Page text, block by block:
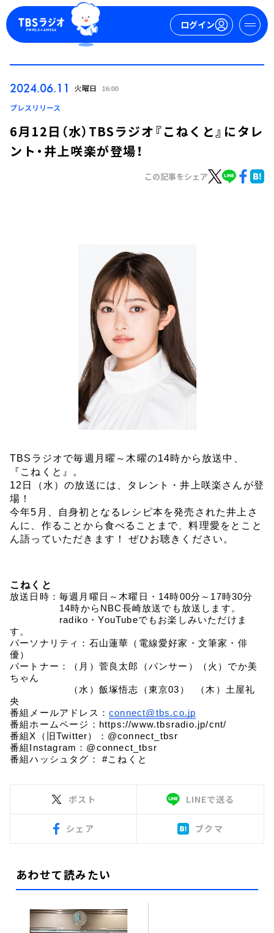
ログイン
TBS Podcast
イベント・グッズ
2024.06.11 火曜日 16:00
プレスリリース
6月12日（水）TBSラジオ『こねくと』にタレ
ント・井上咲楽が登場！
この記事をシェア
TBSラジオで毎週月曜～木曜の14時から放送中、
『こねくと』。
12日（水）の放送には、タレント・井上咲楽さんが登
場！
今年5月、自身初となるレシピ本を発売された井上さ
んに、作ることから食べることまで、料理愛をとこと
ん語っていただきます！ ぜひお聴きください。
こねくと
放送日時：毎週月曜日～木曜日・14時00分～17時30分
14時からNBC長崎放送でも放送します。
radiko・YouTubeでもお楽しみいただけま
す。
パーソナリティ：石山蓮華（電線愛好家・文筆家・俳
優）
パートナー：（月）菅良太郎（パンサー）（火）でか美
ちゃん
（水）飯塚悟志（東京03）  （木）土屋礼
央
番組メールアドレス： connect@tbs.co.jp
番組ホームページ：https://www.tbsradio.jp/cnt/
番組X（旧Twitter）：@connect_tbsr
番組Instagram：@connect_tbsr
番組ハッシュタグ： #こねくと
ポスト LINEで送る
シェア ブクマ
あわせて読みたい